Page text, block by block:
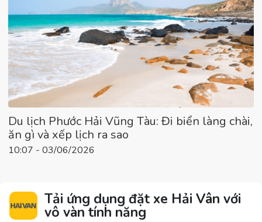
Du lịch Phước Hải Vũng Tàu: Đi biển làng chài,
ăn gì và xếp lịch ra sao
10:07 - 03/06/2026
Tải ứng dụng đặt xe Hải Vân với
vô vàn tính năng